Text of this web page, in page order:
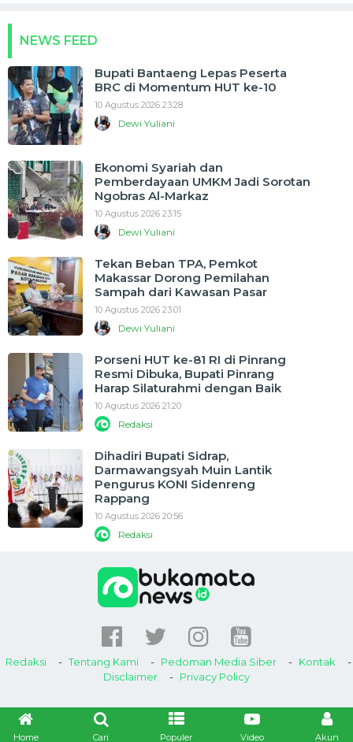
Home Cari Populer Video Akun
NEWS FEED
Bupati Bantaeng Lepas Peserta
BRC di Momentum HUT ke-10
10 Agustus 2026 23:28
Dewi Yuliani
Ekonomi Syariah dan
Pemberdayaan UMKM Jadi Sorotan
Ngobras Al-Markaz
10 Agustus 2026 23:15
Dewi Yuliani
Tekan Beban TPA, Pemkot
Makassar Dorong Pemilahan
Sampah dari Kawasan Pasar
10 Agustus 2026 23:01
Dewi Yuliani
Porseni HUT ke-81 RI di Pinrang
Resmi Dibuka, Bupati Pinrang
Harap Silaturahmi dengan Baik
10 Agustus 2026 21:20
Redaksi
Dihadiri Bupati Sidrap,
Darmawangsyah Muin Lantik
Pengurus KONI Sidenreng
Rappang
10 Agustus 2026 20:56
Redaksi
Redaksi Tentang Kami Pedoman Media Siber
Kontak
Disclaimer
Privacy Policy